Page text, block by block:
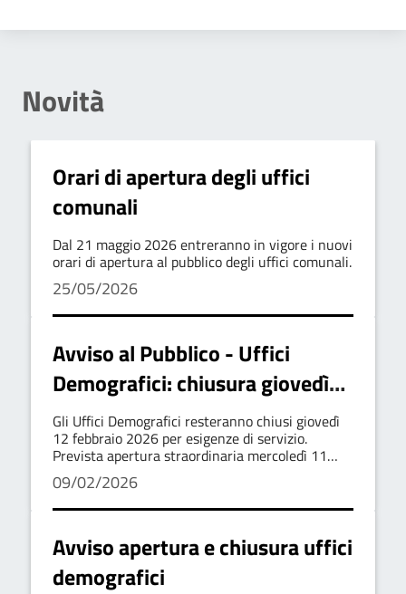
Novità
Orari di apertura degli uffici
comunali
Dal 21 maggio 2026 entreranno in vigore i nuovi
orari di apertura al pubblico degli uffici comunali.
25/05/2026
Avviso al Pubblico - Uffici
Demografici: chiusura giovedì
12 febbraio e apertura
straordinaria l’11 febbraio 2026
Gli Uffici Demografici resteranno chiusi giovedì
12 febbraio 2026 per esigenze di servizio.
Prevista apertura straordinaria mercoledì 11
febbraio 2026, dalle 15:30 alle 17:00. Urgenze:
+39 377 333 7057
09/02/2026
Avviso apertura e chiusura uffici
demografici